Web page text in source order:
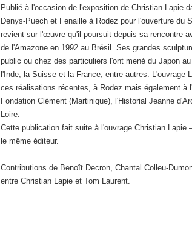
Publié à l'occasion de l'exposition de Christian Lapie
Denys-Puech et Fenaille à Rodez pour l'ouverture du
revient sur l'œuvre qu'il poursuit depuis sa rencontre
de l'Amazone en 1992 au Brésil. Ses grandes
public ou chez des particuliers l'ont mené du Japon
l'Inde, la Suisse et la France, entre autres. L'ouvrage
ces réalisations récentes, à Rodez mais également à
Fondation Clément (Martinique), l'Historial Jeanne
Loire.
Cette publication fait suite à l'ouvrage Christian Lapie
le même éditeur.
Contributions de Benoît Decron, Chantal Colleu-
entre Christian Lapie et Tom Laurent.